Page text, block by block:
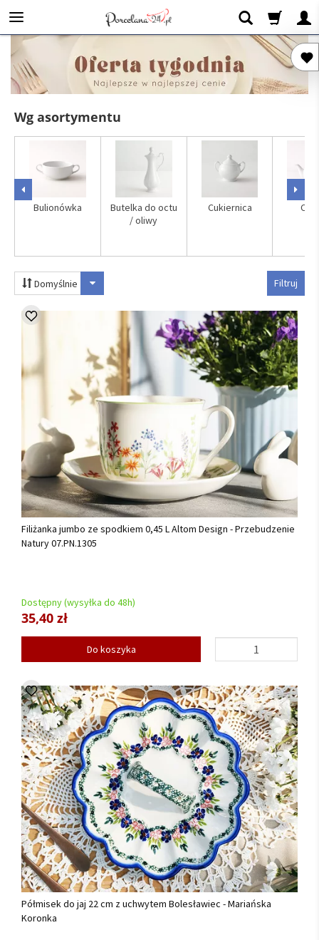
Wg asortymentu
Bulionówka
Butelka do octu
/ oliwy
Cukiernica
Filtruj
Domyślnie
Filiżanka jumbo ze spodkiem 0,45 L Altom Design - Przebudzenie
Natury 07.PN.1305
Dostępny (wysyłka do 48h)
35,40 zł
Do koszyka
Półmisek do jaj 22 cm z uchwytem Bolesławiec - Mariańska
Koronka